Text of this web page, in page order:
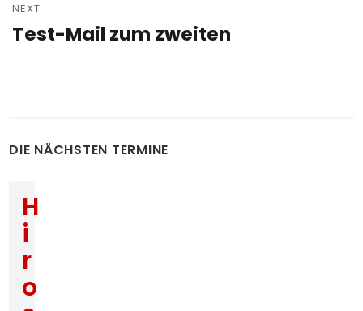
NEXT
Next
Test-Mail zum zweiten
DIE NÄCHSTEN TERMINE
H
i
r
o